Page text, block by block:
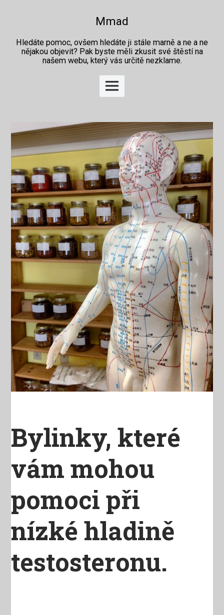
Mmad
Hledáte pomoc, ovšem hledáte ji stále marně a ne a ne
nějakou objevit? Pak byste měli zkusit své štěstí na
našem webu, který vás určitě nezklame.
Main
Menu
Bylinky, které
vám mohou
pomoci při
nízké hladině
testosteronu.